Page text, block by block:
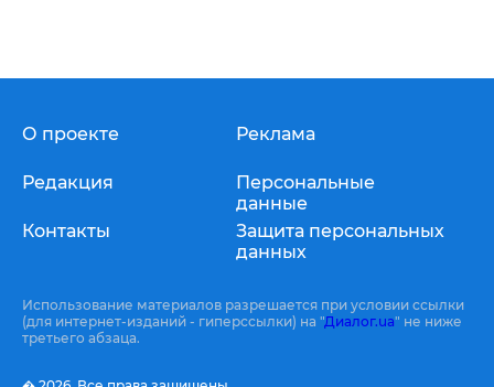
О проекте
Редакция
Контакты
Реклама
Персональные
данные
Защита персональных
данных
Использование материалов разрешается при условии ссылки
(для интернет-изданий - гиперссылки) на "Диалог.ua" не ниже
третьего абзаца.